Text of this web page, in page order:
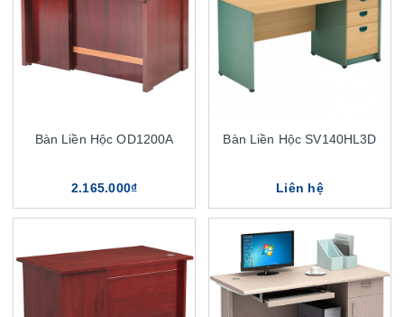
Bàn Liền Hộc OD1200A
2.165.000₫
Bàn Liền Hộc SV140HL3D
Liên hệ